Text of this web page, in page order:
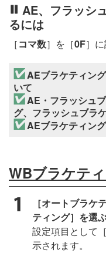
AE、フラッシ
るには
［コマ数］を［0F］
AEブラケティン
いて
AE・フラッシュ
グ、フラッシュブラ
AEブラケティング
WBブラケテ
［オートブラケ
ティング］を選
設定項目として［
示されます。